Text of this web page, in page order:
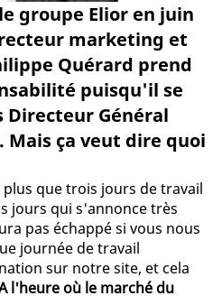
groupe Elior en juin
marketing et
Quérard prend
puisqu'il se
Général
Mais ça veut dire quoi
que trois jours de travail
jours qui s'annonce très
pas échappé si vous nous
journée de travail
sur notre site, et cela
l'heure où le marché du